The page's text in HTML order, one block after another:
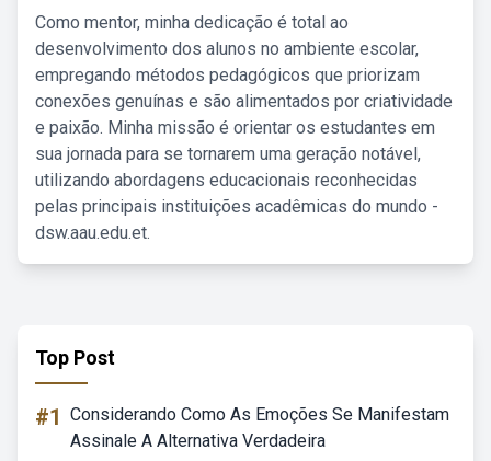
Como mentor, minha dedicação é total ao
desenvolvimento dos alunos no ambiente escolar,
empregando métodos pedagógicos que priorizam
conexões genuínas e são alimentados por criatividade
e paixão. Minha missão é orientar os estudantes em
sua jornada para se tornarem uma geração notável,
utilizando abordagens educacionais reconhecidas
pelas principais instituições acadêmicas do mundo -
dsw.aau.edu.et.
Top Post
#1 Considerando Como As Emoções Se Manifestam
Assinale A Alternativa Verdadeira